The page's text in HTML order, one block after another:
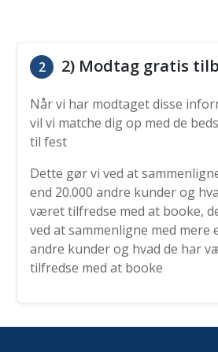
2 2) Modtag gratis
Når vi har modtaget disse
vil vi matche dig op med de
til fest
Dette gør vi ved at
end 20.000 andre kunder og
været tilfredse med at booke,
ved at sammenligne med mere
andre kunder og hvad de har
tilfredse med at booke